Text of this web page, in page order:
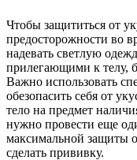
Чтобы защититься от
предосторожности во
надевать светлую
прилегающими к телу,
Важно использовать
обезопасить себя от
тело на предмет
нужно провести еще
максимальной защиты
сделать прививку.